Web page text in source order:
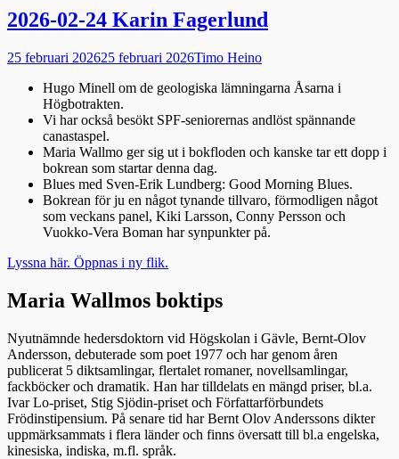
2026-02-24 Karin Fagerlund
Publicerad
25 februari 202625 februari 2026Författare
Timo Heino
Hugo Minell om de geologiska lämningarna Åsarna i
Högbotrakten.
Vi har också besökt SPF-seniorernas andlöst spännande
canastaspel.
Maria Wallmo ger sig ut i bokfloden och kanske tar ett dopp i
bokrean som startar denna dag.
Blues med Sven-Erik Lundberg: Good Morning Blues.
Bokrean för ju en något tynande tillvaro, förmodligen något
som veckans panel, Kiki Larsson, Conny Persson och
Vuokko-Vera Boman har synpunkter på.
Lyssna här. Öppnas i ny flik.
Maria Wallmos boktips
Nyutnämnde hedersdoktorn vid Högskolan i Gävle, Bernt-Olov
Andersson, debuterade som poet 1977 och har genom åren
publicerat 5 diktsamlingar, flertalet romaner, novellsamlingar,
fackböcker och dramatik. Han har tilldelats en mängd priser, bl.a.
Ivar Lo-priset, Stig Sjödin-priset och Författarförbundets
Frödinstipensium. På senare tid har Bernt Olov Anderssons dikter
uppmärksammats i flera länder och finns översatt till bl.a engelska,
kinesiska, indiska, m.fl. språk.